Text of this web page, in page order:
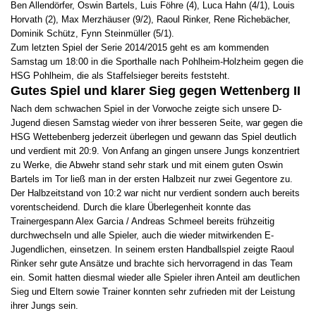
Ben Allendörfer, Oswin Bartels, Luis Föhre (4), Luca Hahn (4/1), Louis
Horvath (2), Max Merzhäuser (9/2), Raoul Rinker, Rene Richebächer,
Dominik Schütz, Fynn Steinmüller (5/1).
Zum letzten Spiel der Serie 2014/2015 geht es am kommenden
Samstag um 18:00 in die Sporthalle nach Pohlheim-Holzheim gegen die
HSG Pohlheim, die als Staffelsieger bereits feststeht.
Gutes Spiel und klarer Sieg gegen Wettenberg II
Nach dem schwachen Spiel in der Vorwoche zeigte sich unsere D-
Jugend diesen Samstag wieder von ihrer besseren Seite, war gegen die
HSG Wettebenberg jederzeit überlegen und gewann das Spiel deutlich
und verdient mit 20:9. Von Anfang an gingen unsere Jungs konzentriert
zu Werke, die Abwehr stand sehr stark und mit einem guten Oswin
Bartels im Tor ließ man in der ersten Halbzeit nur zwei Gegentore zu.
Der Halbzeitstand von 10:2 war nicht nur verdient sondern auch bereits
vorentscheidend. Durch die klare Überlegenheit konnte das
Trainergespann Alex Garcia / Andreas Schmeel bereits frühzeitig
durchwechseln und alle Spieler, auch die wieder mitwirkenden E-
Jugendlichen, einsetzen. In seinem ersten Handballspiel zeigte Raoul
Rinker sehr gute Ansätze und brachte sich hervorragend in das Team
ein. Somit hatten diesmal wieder alle Spieler ihren Anteil am deutlichen
Sieg und Eltern sowie Trainer konnten sehr zufrieden mit der Leistung
ihrer Jungs sein.